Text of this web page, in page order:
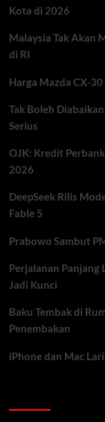
Picu
Gula
Kota di 2026
Malaysia Tak Akan
di RI
Harga Mazda CX-
Tak Boleh
Serius
OJK: Kredit
2026
DeepSeek Rilis
Fable 5
Prabowo Sambut
Perjalanan Panjang
Jadi Kunci
Baku Tembak di
Penembakan
iPhone dan Mac